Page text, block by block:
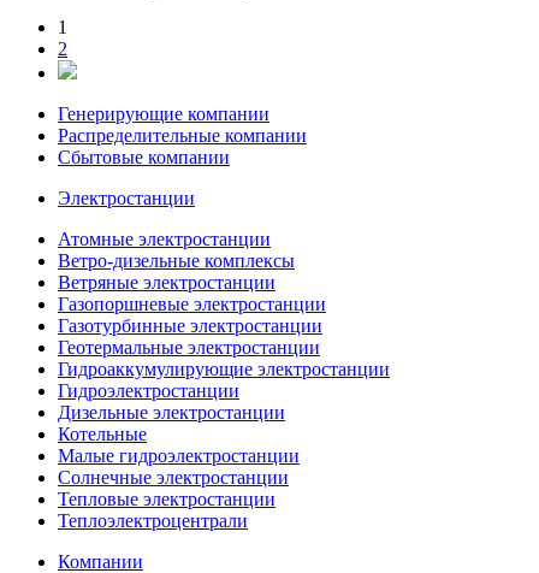
1
2
Генерирующие компании
Распределительные компании
Сбытовые компании
Электростанции
Атомные электростанции
Ветро-дизельные комплексы
Ветряные электростанции
Газопоршневые электростанции
Газотурбинные электростанции
Геотермальные электростанции
Гидроаккумулирующие электростанции
Гидроэлектростанции
Дизельные электростанции
Котельные
Малые гидроэлектростанции
Солнечные электростанции
Тепловые электростанции
Теплоэлектроцентрали
Компании